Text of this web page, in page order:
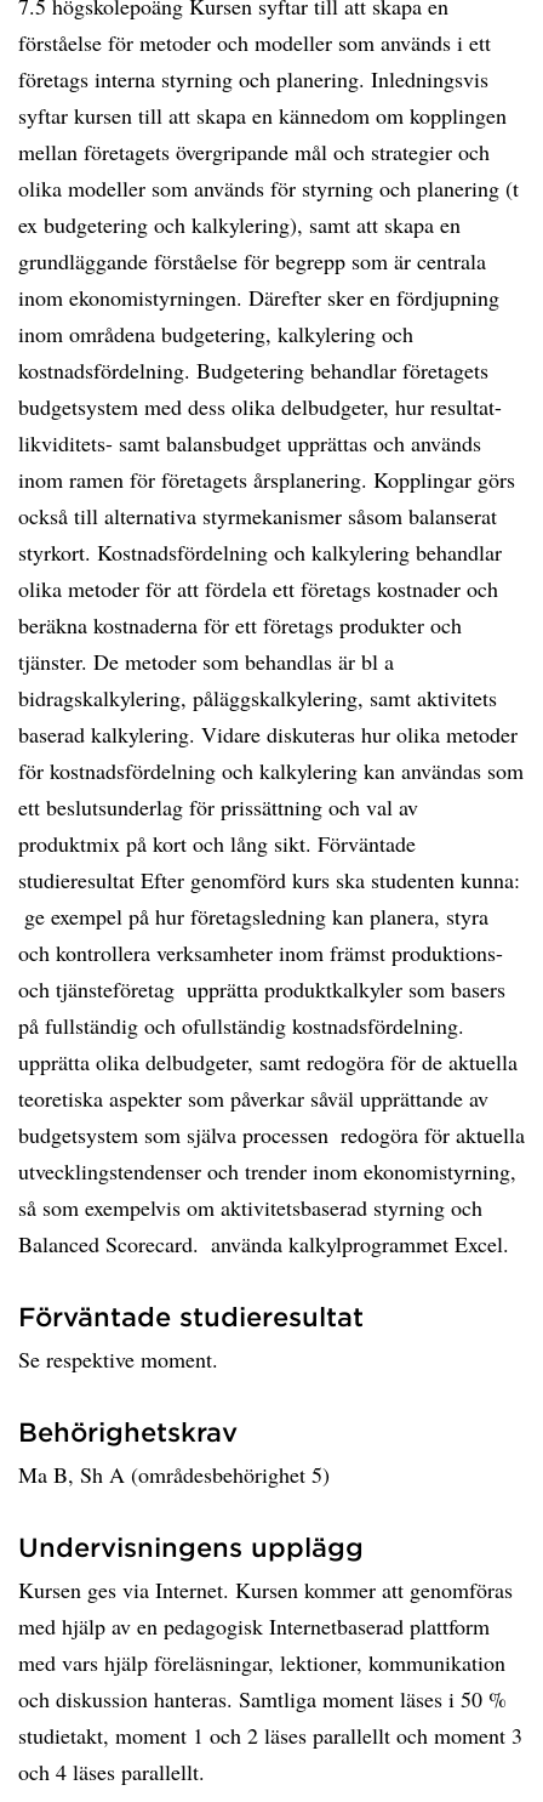
Förväntade studieresultat
Se respektive moment.
Behörighetskrav
Ma B, Sh A (områdesbehörighet 5)
Undervisningens upplägg
Kursen ges via Internet. Kursen kommer att genomföras
med hjälp av en pedagogisk Internetbaserad plattform
med vars hjälp föreläsningar, lektioner, kommunikation
och diskussion hanteras. Samtliga moment läses i 50 %
studietakt, moment 1 och 2 läses parallellt och moment 3
och 4 läses parallellt.